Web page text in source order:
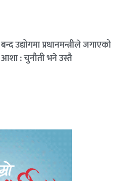
बन्द उद्योगमा प्रधानमन्त्रीले जगाएको
आशा : चुनौती भने उस्तै